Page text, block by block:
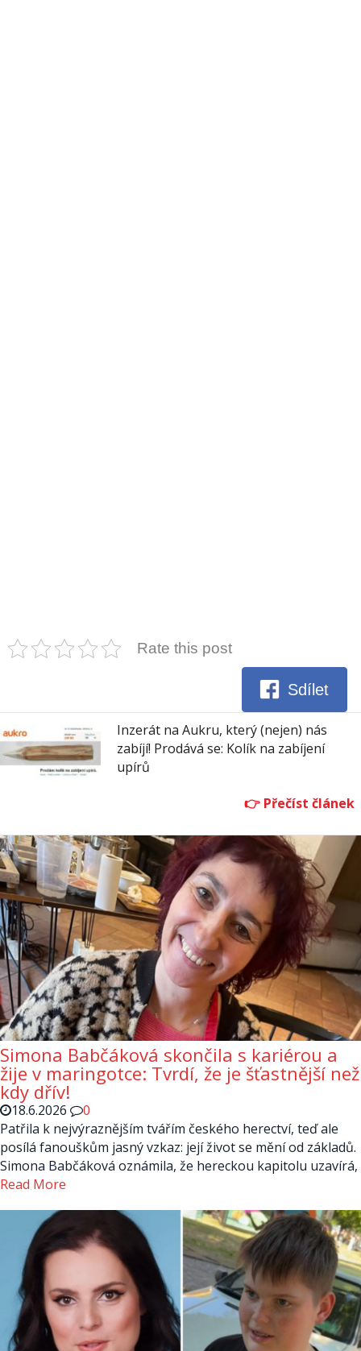
Rate this post
Sdílet
Inzerát na Aukru, který (nejen) nás
zabíjí! Prodává se: Kolík na zabíjení
upírů
Simona Babčáková skončila s kariérou a
žije v maringotce: Tvrdí, že je šťastnější než
kdy dřív!
18.6.2026
0
Patřila k nejvýraznějším tvářím českého herectví, teď ale
posílá fanouškům jasný vzkaz: její život se mění od základů.
Simona Babčáková oznámila, že hereckou kapitolu uzavírá,
Read More